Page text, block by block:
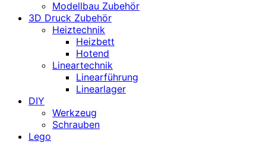
Modellbau Zubehör
3D Druck Zubehör
Heiztechnik
Heizbett
Hotend
Lineartechnik
Linearführung
Linearlager
DIY
Werkzeug
Schrauben
Lego